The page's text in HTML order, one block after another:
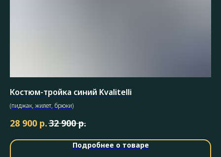
Костюм-тройка синий Kvalitelli
(пиджак, жилет, брюки)
28 900 р.32 900 р.
Подробнее о товаре